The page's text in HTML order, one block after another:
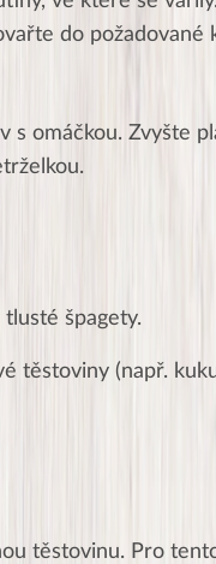
do požadované
s omáčkou. Zvyšte
špagety.
těstoviny (např.
těstovinu. Pro
Za 14 dní jsou dole